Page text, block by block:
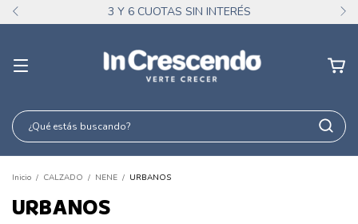
3 Y 6 CUOTAS SIN INTERÉS
Inicio / CALZADO / NENE / URBANOS
URBANOS